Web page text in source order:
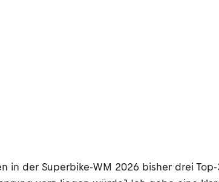
in der Superbike-WM 2026 bisher drei